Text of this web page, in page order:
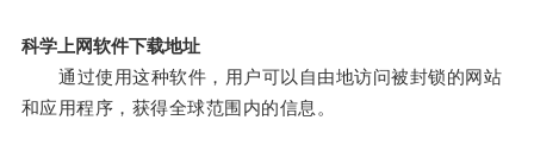
科学上网软件下载地址
通过使用这种软件，用户可以自由地访问被封锁的网站
和应用程序，获得全球范围内的信息。